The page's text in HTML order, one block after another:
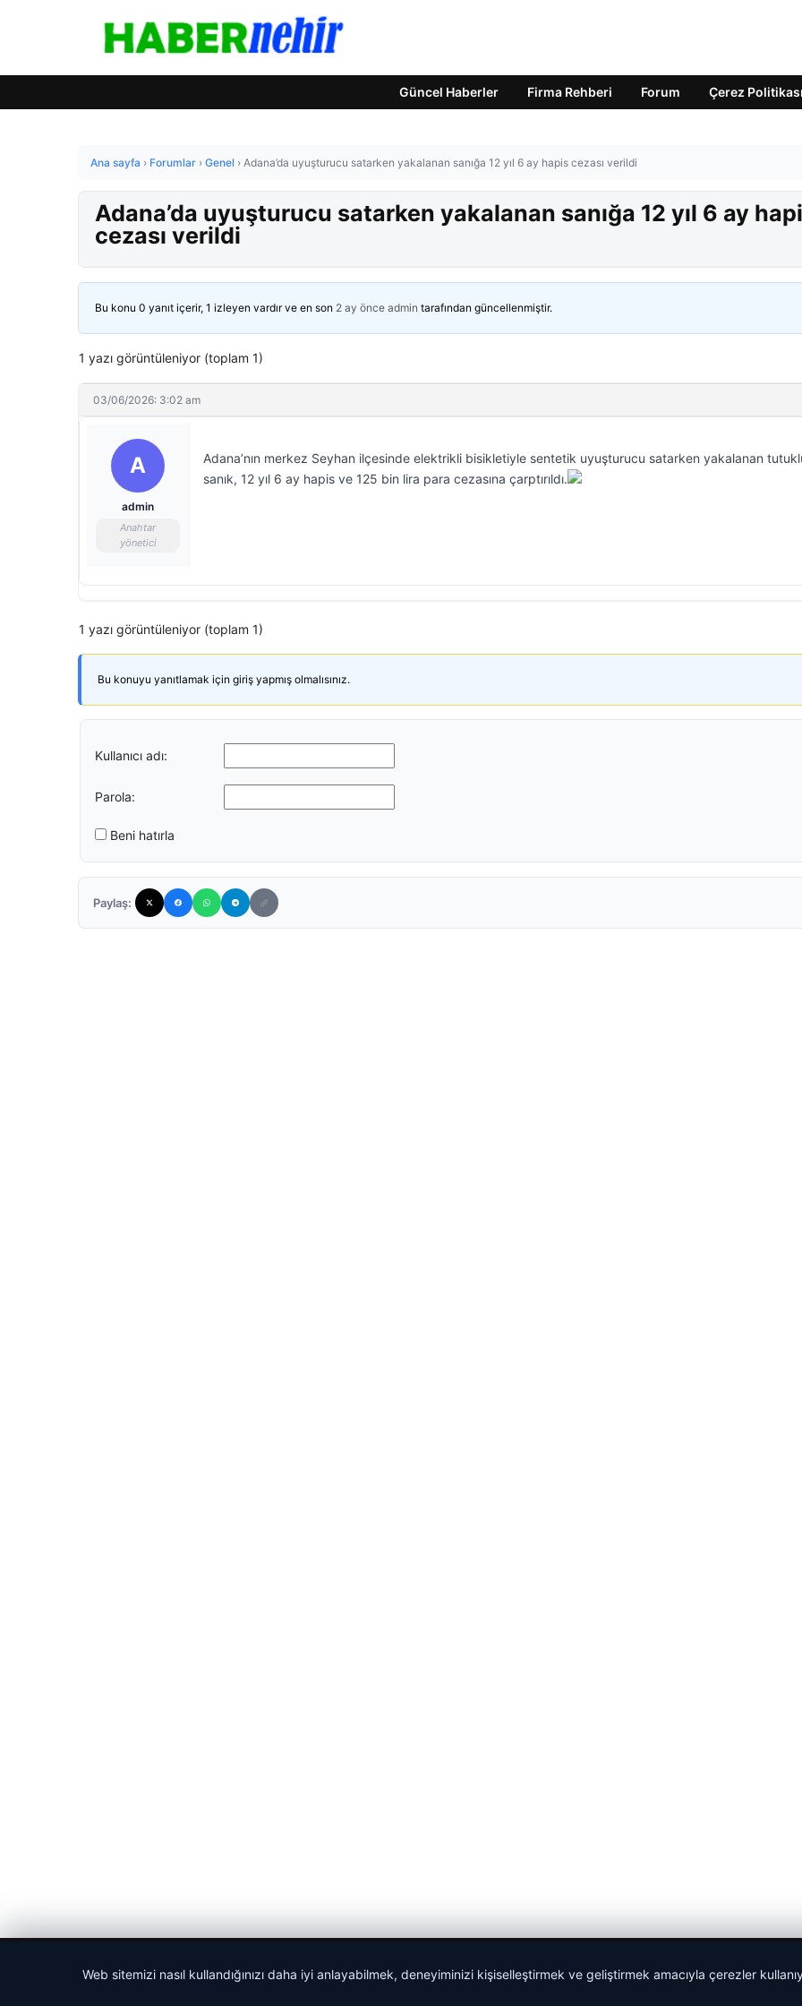
Güncel Haberler Firma Rehberi Forum Çerez Politikası
Ana sayfa › Forumlar › Genel › Adana’da uyuşturucu satarken yakalanan sanığa 12 yıl 6 ay hapis cezası verildi
Adana’da uyuşturucu satarken yakalanan sanığa 12 yıl 6 ay
cezası verildi
Bu konu 0 yanıt içerir, 1 izleyen vardır ve en son 2 ay önce admin tarafından güncellenmiştir.
1 yazı görüntüleniyor (toplam 1)
03/06/2026: 3:02 am
A
admin
Anahtar
yönetici
Adana’nın merkez Seyhan ilçesinde elektrikli bisikletiyle sentetik uyuşturucu satarken yakalanan
sanık, 12 yıl 6 ay hapis ve 125 bin lira para cezasına çarptırıldı.
1 yazı görüntüleniyor (toplam 1)
Bu konuyu yanıtlamak için giriş yapmış olmalısınız.
Kullanıcı adı:
Parola:
Beni hatırla
Paylaş:
Web sitemizi nasıl kullandığınızı daha iyi anlayabilmek, deneyiminizi kişiselleştirmek ve geliştirmek amacıyla çerezler